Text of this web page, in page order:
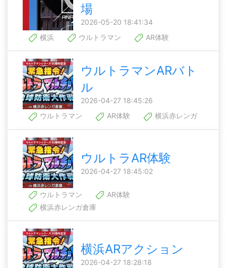
場
2026-05-20 18:41:34
横浜
ウルトラマン AR体験
ウルトラマンARバト
ル
2026-04-27 18:45:26
ウルトラマン
AR体験 横浜赤レンガ
ウルトラAR体験
2026-04-27 18:45:02
ウルトラマン
AR体験
横浜赤レンガ倉庫
横浜ARアクション
2026-04-27 18:28:18